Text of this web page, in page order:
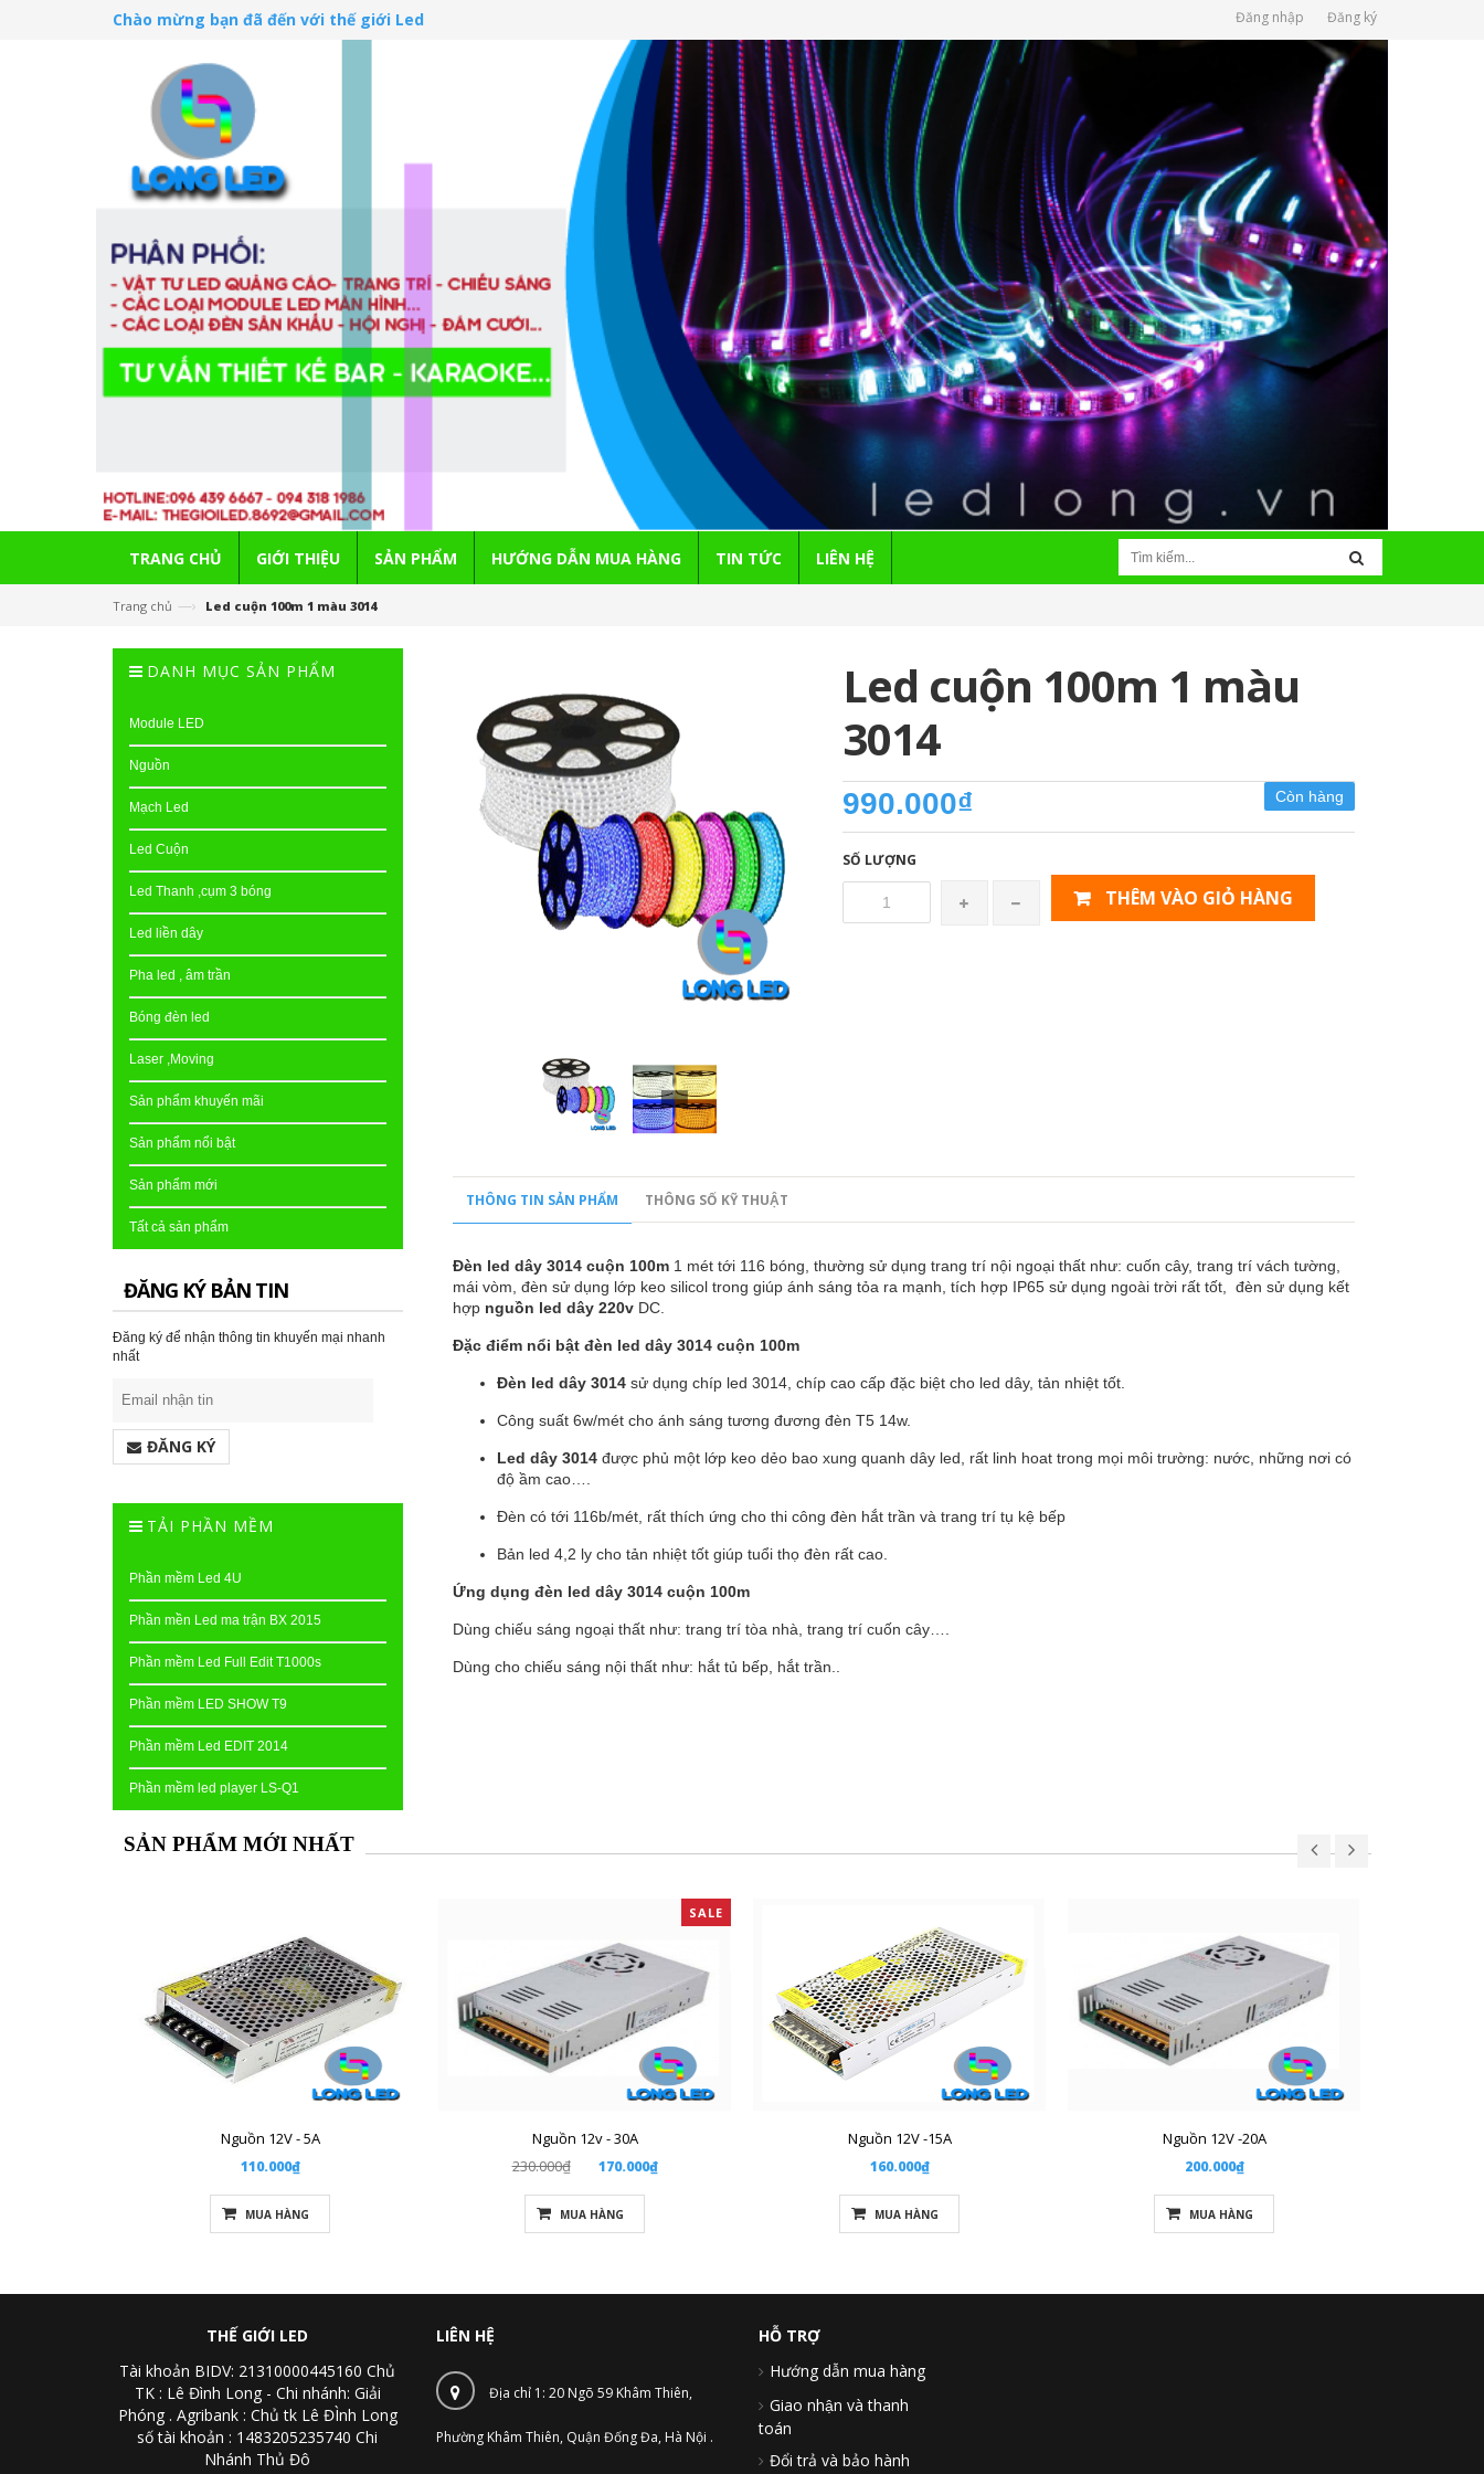
Chào mừng bạn đã đến với thế giới Led Đăng nhập Đăng ký
TRANG CHỦ GIỚI THIỆU SẢN PHẨM HƯỚNG DẪN MUA HÀNG TIN TỨC LIÊN HỆ
Trang chủ —› Led cuộn 100m 1 màu 3014
DANH MỤC SẢN PHẨM
Module LED
Nguồn
Mạch Led
Led Cuộn
Led Thanh ,cụm 3 bóng
Led liền dây
Pha led , âm trần
Bóng đèn led
Laser ,Moving
Sản phẩm khuyến mãi
Sản phẩm nổi bật
Sản phẩm mới
Tất cả sản phẩm
ĐĂNG KÝ BẢN TIN
Đăng ký để nhận thông tin khuyến mại nhanh
nhất
ĐĂNG KÝ
TẢI PHẦN MỀM
Phần mềm Led 4U
Phần mền Led ma trận BX 2015
Phần mềm Led Full Edit T1000s
Phần mềm LED SHOW T9
Phần mềm Led EDIT 2014
Phần mềm led player LS-Q1
Led cuộn 100m 1 màu
3014
Còn hàng
990.000₫
SỐ LƯỢNG
THÊM VÀO GIỎ HÀNG
THÔNG TIN SẢN PHẨM THÔNG SỐ KỸ THUẬT
Đèn led dây 3014 cuộn 100m1 mét tới 116 bóng, thường sử dụng trang trí nội ngoại thất như: cuốn cây, trang trí vách tường,
mái vòm, đèn sử dụng lớp keo silicol trong giúp ánh sáng tỏa ra mạnh, tích hợp IP65 sử dụng ngoài trời rất tốt, đèn sử dụng kết
hợp nguồn led dây 220vDC.
Đặc điểm nổi bật đèn led dây 3014 cuộn 100m
Đèn led dây 3014sử dụng chíp led 3014, chíp cao cấp đặc biệt cho led dây, tản nhiệt tốt.
Công suất 6w/mét cho ánh sáng tương đương đèn T5 14w.
Led dây 3014 được phủ một lớp keo dẻo bao xung quanh dây led, rất linh hoat trong mọi môi trường: nước, những nơi có
độ ầm cao….
Đèn có tới 116b/mét, rất thích ứng cho thi công đèn hắt trần và trang trí tụ kệ bếp
Bản led 4,2 ly cho tản nhiệt tốt giúp tuổi thọ đèn rất cao.
Ứng dụng đèn led dây 3014 cuộn 100m
Dùng chiếu sáng ngoại thất như: trang trí tòa nhà, trang trí cuốn cây….
Dùng cho chiếu sáng nội thất như: hắt tủ bếp, hắt trần..
SẢN PHẨM MỚI NHẤT
Nguồn 12V - 5A
110.000₫
MUA HÀNG
SALE
Nguồn 12v - 30A
230.000₫
170.000₫
MUA HÀNG
Nguồn 12V -15A
160.000₫
MUA HÀNG
Nguồn 12V -20A
200.000₫
MUA HÀNG
THẾ GIỚI LED
Tài khoản BIDV: 21310000445160 Chủ
TK : Lê Đình Long - Chi nhánh: Giải
Phóng . Agribank : Chủ tk Lê ĐÌnh Long
số tài khoản : 1483205235740 Chi
Nhánh Thủ Đô
LIÊN HỆ
Địa chỉ 1: 20 Ngõ 59 Khâm Thiên,
Phường Khâm Thiên, Quận Đống Đa, Hà Nội .
HỖ TRỢ
Hướng dẫn mua hàng
Giao nhận và thanh
toán
Đổi trả và bảo hành